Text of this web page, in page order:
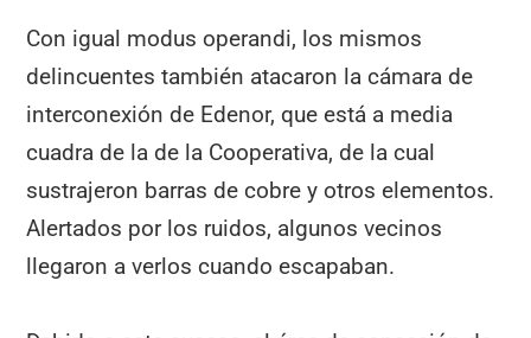
Con igual modus operandi, los mismos
delincuentes también atacaron la cámara de
interconexión de Edenor, que está a media
cuadra de la de la Cooperativa, de la cual
sustrajeron barras de cobre y otros elementos.
Alertados por los ruidos, algunos vecinos
llegaron a verlos cuando escapaban.